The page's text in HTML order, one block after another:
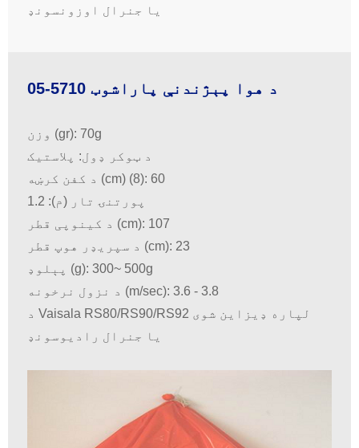
یا جنرال اوزونسونډ
د هوا پېژندنې پاراشوټ 5710-05
وزن (gr): 70g
د ټوکر ډول: پلاستيک
د کفن کرښه (cm) (8): 60
پورتنۍ تار (م): 1.2
د کینوپی قطر (cm): 107
د سپریډر هوپ قطر (cm): 23
پېلوډ (g): 300~ 500g
د نزول نرخونه (m/sec): 3.6 - 3.8
د Vaisala RS80/RS90/RS92 لپاره ډیزاین شوی
یا جنرال رادیوسونډ